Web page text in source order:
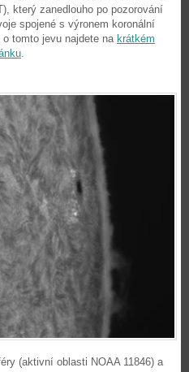
který zanedlouho po pozorování
spojené s výronem koronální
tomto jevu najdete na krátkém
.
(aktivní oblasti NOAA 11846) a